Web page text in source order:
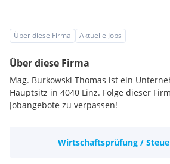
Über diese Firma Aktuelle Jobs
Über diese Firma
Mag. Burkowski Thomas ist ein
Hauptsitz in 4040 Linz. Folge dieser
Jobangebote zu verpassen!
Wirtschaftsprüfung /